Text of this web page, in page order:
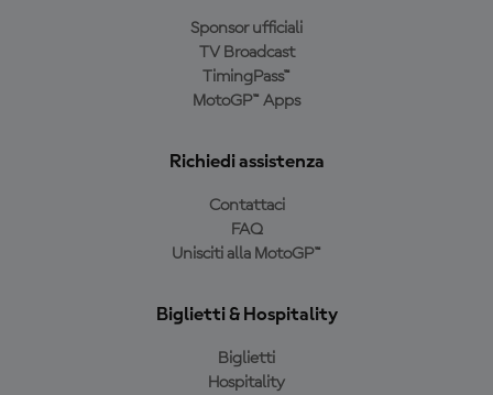
Sponsor ufficiali
TV Broadcast
TimingPass™
MotoGP™ Apps
Richiedi assistenza
Contattaci
FAQ
Unisciti alla MotoGP™
Biglietti & Hospitality
Biglietti
Hospitality